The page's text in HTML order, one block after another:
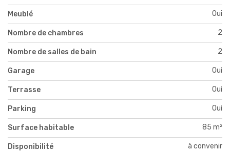
Meublé Oui
Nombre de chambres 2
Nombre de salles de bain 2
Garage Oui
Terrasse Oui
Parking Oui
Surface habitable 85 m²
Disponibilité à convenir